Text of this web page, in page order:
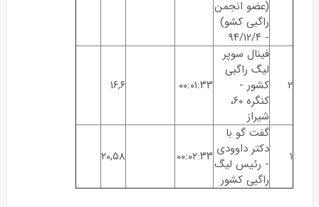
(عضو انجمن
راگبی کشو)
- ۹۴/۱۲/۴
۲
فینال سوپر
لیگ راگبی
کشور -
کنگره ۶۰،
شیراز
۰۰:۰۱:۳۳ ۱۶,۶
۱
گفت گو با
دکتر داوودی
- رئیس لیگ
راگبی کشور
۰۰:۰۲:۳۳ ۲۰,۵۸